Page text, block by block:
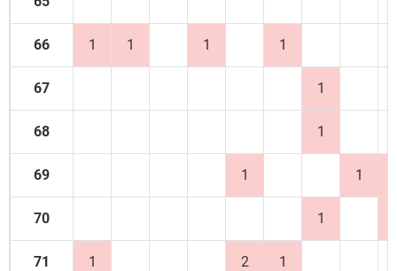
66 1 1 1 1
67 1
68 1
69 1 1
70 1
71 1 2 1